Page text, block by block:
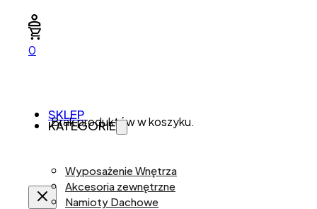
0
Brak produktów w koszyku.
SKLEP
KATEGORIE
Wyposażenie Wnętrza
Akcesoria zewnętrzne
Namioty Dachowe